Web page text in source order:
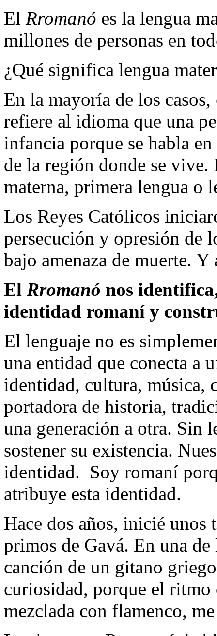
El Rromanó es la lengua
millones de personas en
¿Qué significa lengua
En la mayoría de los
refiere al idioma que una
infancia porque se habla
de la región donde se vive.
materna, primera lengua o
Los Reyes Católicos
persecución y opresión de
bajo amenaza de muerte.
El Rromanó nos
identidad romaní y
El lenguaje no es
una entidad que conecta a
identidad, cultura, música,
portadora de historia,
una generación a otra. Sin
sostener su existencia.
identidad. Soy romaní
atribuye esta identidad.
Hace dos años, inicié unos
primos de Gavá. En una de
canción de un gitano
curiosidad, porque el ritmo
mezclada con flamenco,